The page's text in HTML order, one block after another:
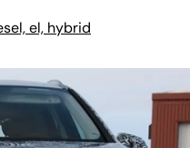
el, hybrid